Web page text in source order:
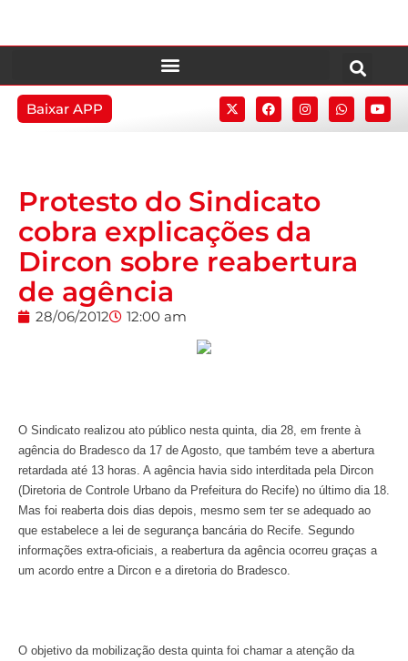
Baixar APP
Protesto do Sindicato
cobra explicações da
Dircon sobre reabertura
de agência
28/06/2012 12:00 am
O Sindicato realizou ato público nesta quinta, dia 28, em frente à
agência do Bradesco da 17 de Agosto, que também teve a abertura
retardada até 13 horas. A agência havia sido interditada pela Dircon
(Diretoria de Controle Urbano da Prefeitura do Recife) no último dia 18.
Mas foi reaberta dois dias depois, mesmo sem ter se adequado ao
que estabelece a lei de segurança bancária do Recife. Segundo
informações extra-oficiais, a reabertura da agência ocorreu graças a
um acordo entre a Dircon e a diretoria do Bradesco.
O objetivo da mobilização desta quinta foi chamar a atenção da